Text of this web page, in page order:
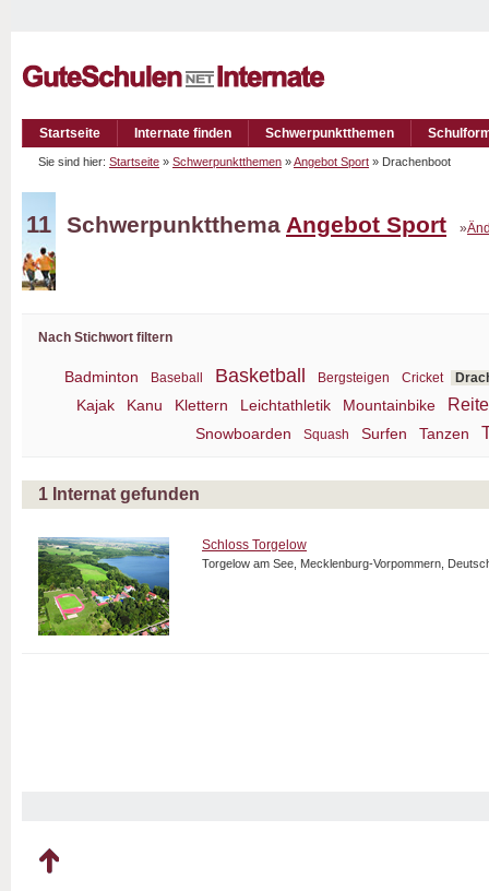
Startseite Internate finden Schwerpunktthemen
Sie sind hier: Startseite » Schwerpunktthemen »Angebot Sport » Drachenboot
11 Schwerpunktthema Angebot Sport »
Nach Stichwort filtern
Badminton Baseball Basketball Bergsteigen Cricket
Kajak Kanu Klettern Leichtathletik Mountainbike
Snowboarden Squash Surfen Tanzen
1 Internat gefunden
Schloss Torgelow
Torgelow am See, Mecklenburg-Vorpommern,